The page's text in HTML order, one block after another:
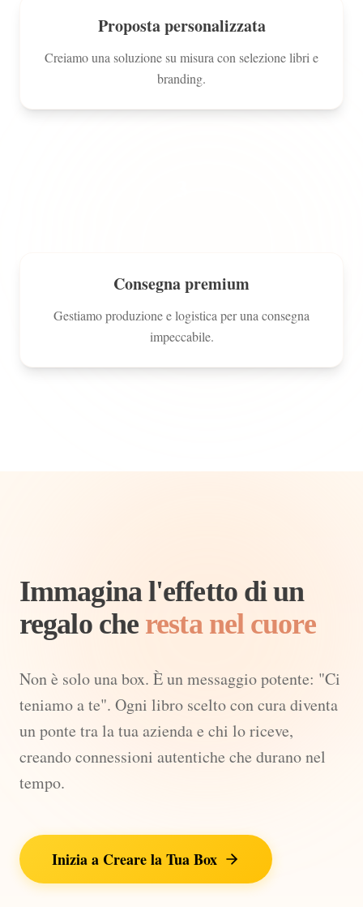
Proposta personalizzata
Creiamo una soluzione su misura con selezione libri e
branding.
Consegna premium
Gestiamo produzione e logistica per una consegna
impeccabile.
Immagina l'effetto di un
regalo che resta nel cuore
Non è solo una box. È un messaggio potente: "Ci
teniamo a te". Ogni libro scelto con cura diventa
un ponte tra la tua azienda e chi lo riceve,
creando connessioni autentiche che durano nel
tempo.
Inizia a Creare la Tua Box